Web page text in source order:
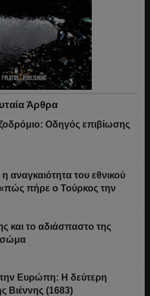
Άρθρα
Οδηγός επιβίωσης
αναγκαιότητα του εθνικού
πήρε ο Τούρκος την
και το αδιάσπαστο της
σώμα
Ευρώπη: Η δεύτερη
Βιέννης (1683)